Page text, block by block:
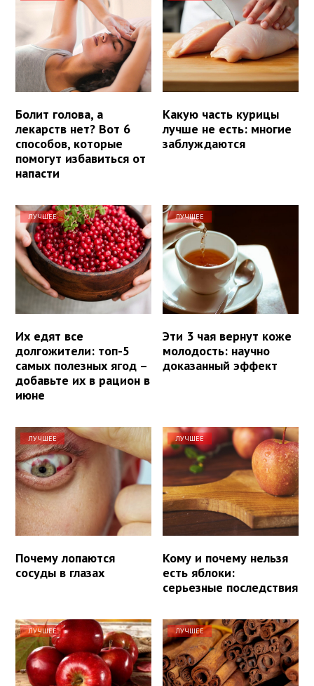
Болит голова, а
лекарств нет? Вот 6
способов, которые
помогут избавиться от
напасти
Какую часть курицы
лучше не есть: многие
заблуждаются
ЛУЧШЕЕ
Их едят все
долгожители: топ-5
самых полезных ягод –
добавьте их в рацион в
июне
ЛУЧШЕЕ
Эти 3 чая вернут коже
молодость: научно
доказанный эффект
ЛУЧШЕЕ
Почему лопаются
сосуды в глазах
ЛУЧШЕЕ
Кому и почему нельзя
есть яблоки:
серьезные последствия
ЛУЧШЕЕ ЛУЧШЕЕ